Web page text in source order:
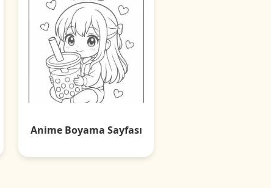
Anime Boyama Sayfası